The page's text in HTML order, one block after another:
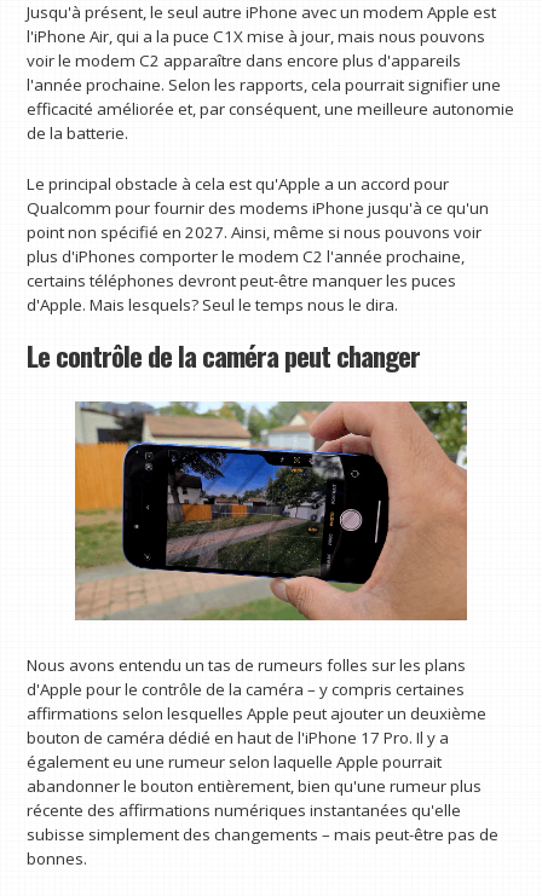
Jusqu'à présent, le seul autre iPhone avec un modem Apple est
l'iPhone Air, qui a la puce C1X mise à jour, mais nous pouvons
voir le modem C2 apparaître dans encore plus d'appareils
l'année prochaine. Selon les rapports, cela pourrait signifier une
efficacité améliorée et, par conséquent, une meilleure autonomie
de la batterie.
Le principal obstacle à cela est qu'Apple a un accord pour
Qualcomm pour fournir des modems iPhone jusqu'à ce qu'un
point non spécifié en 2027. Ainsi, même si nous pouvons voir
plus d'iPhones comporter le modem C2 l'année prochaine,
certains téléphones devront peut-être manquer les puces
d'Apple. Mais lesquels? Seul le temps nous le dira.
Le contrôle de la caméra peut changer
Nous avons entendu un tas de rumeurs folles sur les plans
d'Apple pour le contrôle de la caméra – y compris certaines
affirmations selon lesquelles Apple peut ajouter un deuxième
bouton de caméra dédié en haut de l'iPhone 17 Pro. Il y a
également eu une rumeur selon laquelle Apple pourrait
abandonner le bouton entièrement, bien qu'une rumeur plus
récente des affirmations numériques instantanées qu'elle
subisse simplement des changements – mais peut-être pas de
bonnes.